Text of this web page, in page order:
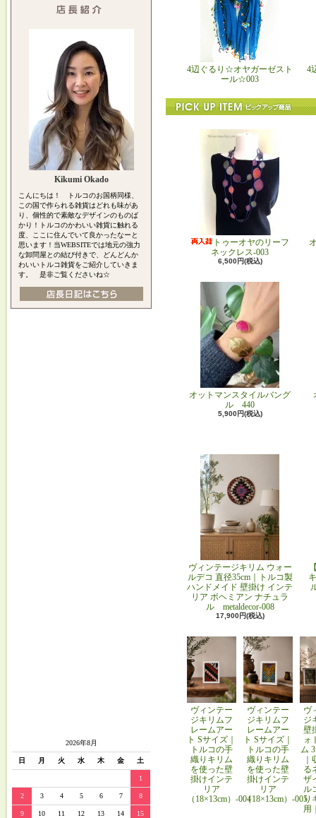
Kikumi Okado
こんにちは！ トルコのお国柄同様、
この国で作られる雑貨はどれも味があ
り、個性的で素敵なデザインのものば
かり！トルコのかわいい雑貨に触れる
度、ここに住んでいて良かったなーと
思います！当WEBSITEでは地元の強力
な卸問屋との結び付きで、どんどんか
わいいトルコ雑貨をご紹介していきま
す。 是非ご覧くださいね☆
2026年8月
日 月 火 水 木 金 土
1
2 3 4 5 6 7 8
9 10 11 12 13 14 15
4辺ぐるり☆オヤガーゼスト
ール☆003
4
トゥーオヤのリーフ
ネックレス-003
6,500円(税込)
オットマンスタイルバング
ル 440
5,900円(税込)
ヴィンテージキリム ウォー
ルデコ 直径35cm｜トルコ製
ハンドメイド 壁掛け インテ
リア ボヘミアン ナチュラ
ル metaldecor-008
17,900円(税込)
ヴィンテー
ジキリムフ
レームアー
ト Sサイズ｜
トルコの手
織りキリム
を使った壁
掛けインテ
リア
（18×13cm）-004
ヴィンテー
ジキリムフ
レームアー
ト Sサイズ｜
トルコの手
織りキリム
を使った壁
掛けインテ
リア
（18×13cm）-005
ヴ
ジ
壁
ォ
ム
る
ザ
ル
り
用